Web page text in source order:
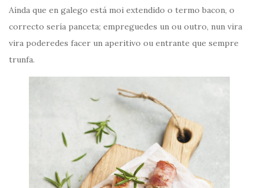
Aínda que en galego está moi extendido o termo bacon, o
correcto sería panceta; empreguedes un ou outro, nun vira
vira poderedes facer un aperitivo ou entrante que sempre
trunfa.